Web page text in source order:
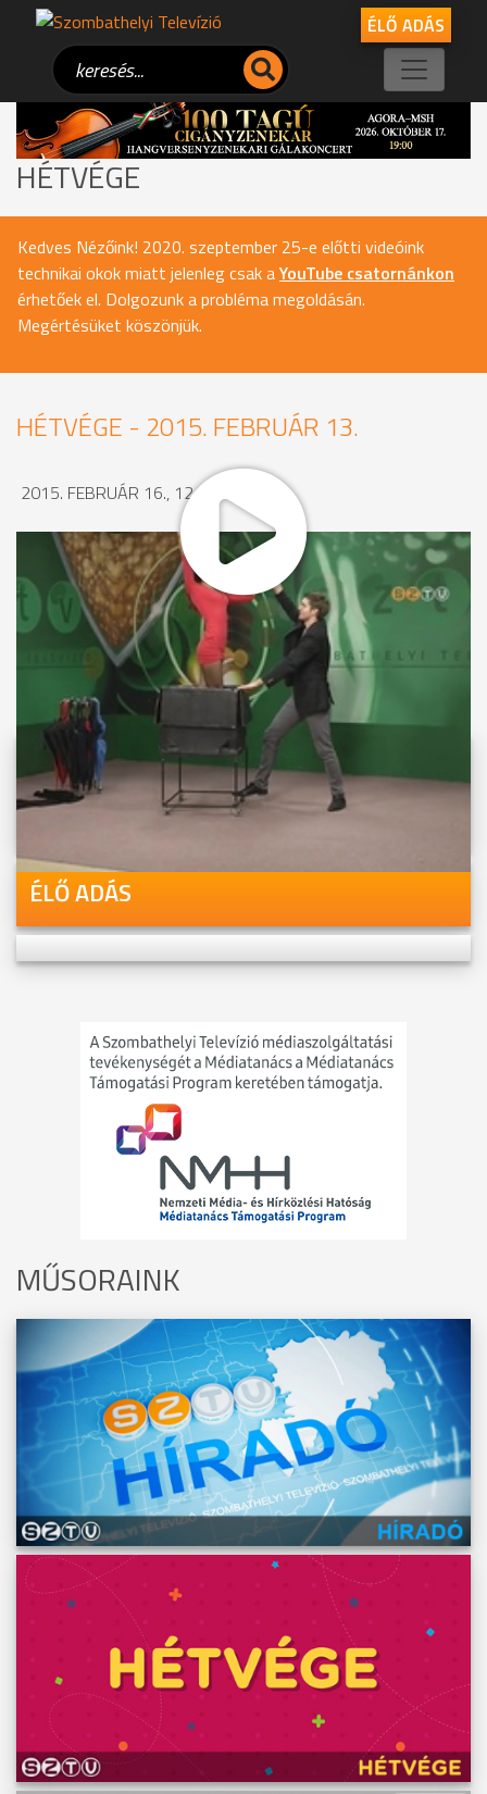
ÉLŐ ADÁS
HÉTVÉGE
Kedves Nézőink! 2020. szeptember 25-e előtti videóink
technikai okok miatt jelenleg csak aYouTube csatornánkon
érhetőek el. Dolgozunk a probléma megoldásán.
Megértésüket köszönjük.
HÉTVÉGE - 2015. FEBRUÁR 13.
2015. FEBRUÁR 16., 12:26
MEGOSZTÁS
Videóink megtekinthetőek
Youtube-csatornánkon is!
ÉLŐ ADÁS
MŰSORAINK